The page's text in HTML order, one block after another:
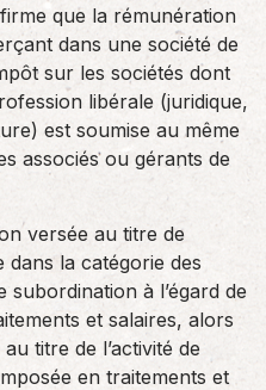
que la rémunération
dans une société de
sur les sociétés dont
libérale (juridique,
est soumise au même
associés ou gérants de
versée au titre de
dans la catégorie des
subordination à l’égard de
et salaires, alors
titre de l’activité de
en traitements et